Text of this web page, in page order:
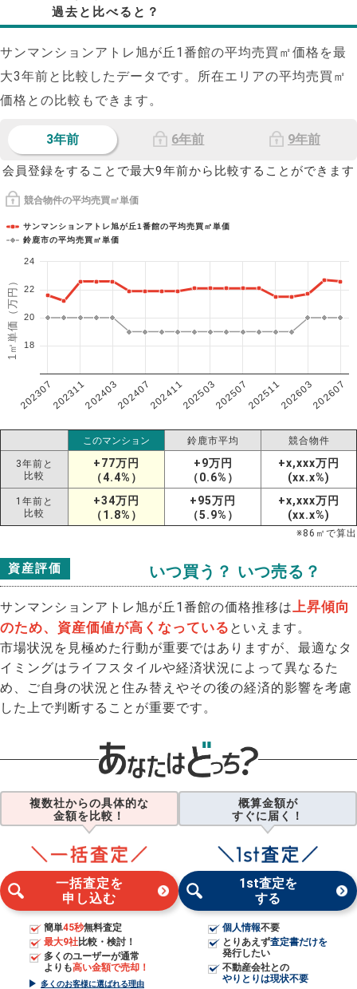
過去と比べると？
サンマンションアトレ旭が丘1番館の平均売買㎡価格を最
大3年前と比較したデータです。所在エリアの平均売買㎡
価格との比較もできます。
3年前 6年前 9年前
会員登録をすることで最大9年前から比較することができます
競合物件の平均売買㎡単価
1㎡単価（万円）
サンマンションアトレ旭が丘1番館の平均売買㎡単価
鈴鹿市の平均売買㎡単価
202307202311202403202407202411202503202507202511202603202607
18
20
22
24
このマンション 鈴鹿市平均 競合物件
3年前と
比較
+77万円
（4.4%）
+9万円
（0.6%）
+x,xxx万円
(xx.x%)
1年前と
比較
+34万円
（1.8%）
+95万円
（5.9%）
+x,xxx万円
(xx.x%)
※86 ㎡で算出
資産評価 いつ買う？ いつ売る？
サンマンションアトレ旭が丘1番館の価格推移は 上昇傾向
のため、資産価値が高くなっている といえます。
市場状況を見極めた行動が重要ではありますが、最適なタ
イミングはライフスタイルや経済状況によって異なるた
め、ご自身の状況と住み替えやその後の経済的影響を考慮
した上で判断することが重要です。
複数社からの具体的な
金額を比較！
一括査定を
申し込む
簡単45秒無料査定
最大9社比較・検討！
多くのユーザーが通常
よりも高い金額で売却！
多くのお客様に選ばれる理由
概算金額が
すぐに届く！
1st査定を
する
個人情報不要
とりあえず査定書だけを
発行したい
不動産会社との
やりとりは現状不要